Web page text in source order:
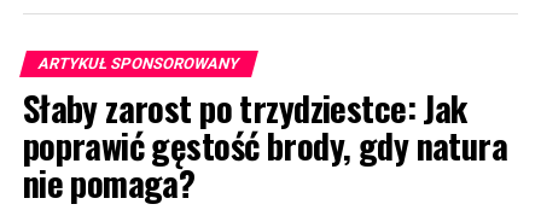
ARTYKUŁ SPONSOROWANY
Słaby zarost po trzydziestce: Jak
poprawić gęstość brody, gdy natura
nie pomaga?